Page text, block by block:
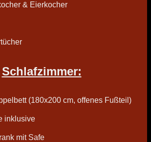
& Eierkocher
Schlafzimmer:
(180x200 cm, offenes Fußteil)
inklusive
mit Safe